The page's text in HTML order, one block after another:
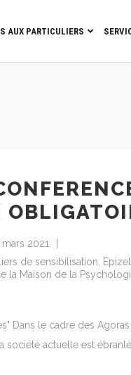
AUX PARTICULIERS
mars 2021
de sensibilisation
la Maison de la
Dans le cadre des
société actuelle est